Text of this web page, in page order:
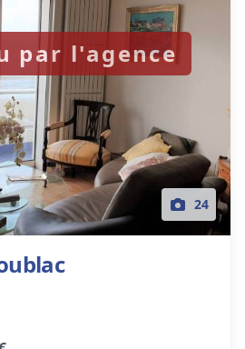
24
par l'agence